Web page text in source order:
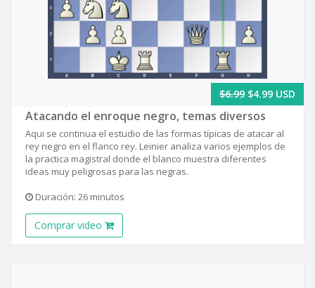
$6.99 $4.99 USD
Atacando el enroque negro, temas diversos
Aqui se continua el estudio de las formas típicas de atacar al
rey negro en el flanco rey. Leinier analiza varios ejemplos de
la practica magistral donde el blanco muestra diferentes
ideas muy peligrosas para las negras.
Duración: 26 minutos
Comprar video